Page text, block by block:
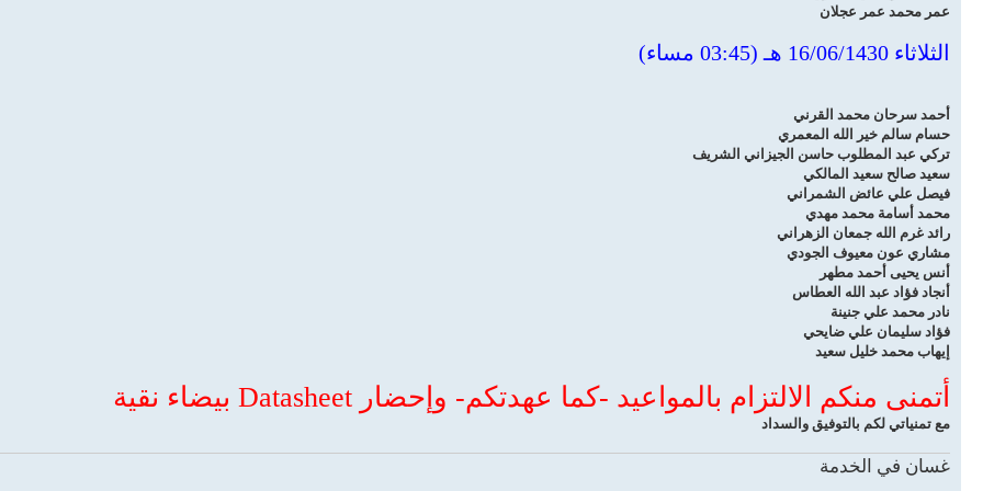
عمر محمد عمر عجلان
الثلاثاء 16/06/1430 هـ (03:45 مساء)
أحمد سرحان محمد القرني
حسام سالم خير الله المعمري
تركي عبد المطلوب حاسن الجيزاني الشريف
سعيد صالح سعيد المالكي
فيصل علي عائض الشمراني
محمد أسامة محمد مهدي
رائد غرم الله جمعان الزهراني
مشاري عون معيوف الجودي
أنس يحيى أحمد مطهر
أنجاد فؤاد عبد الله العطاس
نادر محمد علي جنينة
فؤاد سليمان علي ضايحي
إيهاب محمد خليل سعيد
أتمنى منكم الالتزام بالمواعيد -كما عهدتكم- وإحضار Datasheet بيضاء نقية
مع تمنياتي لكم بالتوفيق والسداد
غسان في الخدمة